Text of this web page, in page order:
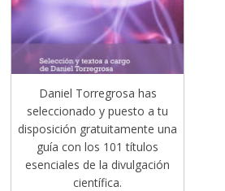
Daniel Torregrosa has
seleccionado y puesto a tu
disposición gratuitamente una
guía con los 101 títulos
esenciales de la divulgación
científica.